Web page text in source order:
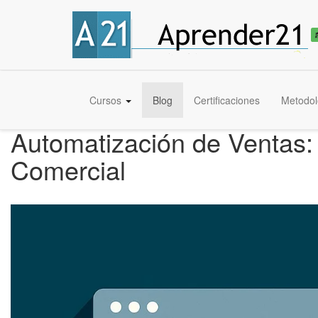
Cursos Blog Certificaciones
Automatización de
Comercial